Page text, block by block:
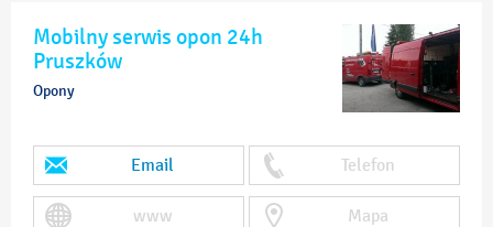
Mobilny serwis opon 24h
Pruszków
Opony
Email Telefon
www Mapa